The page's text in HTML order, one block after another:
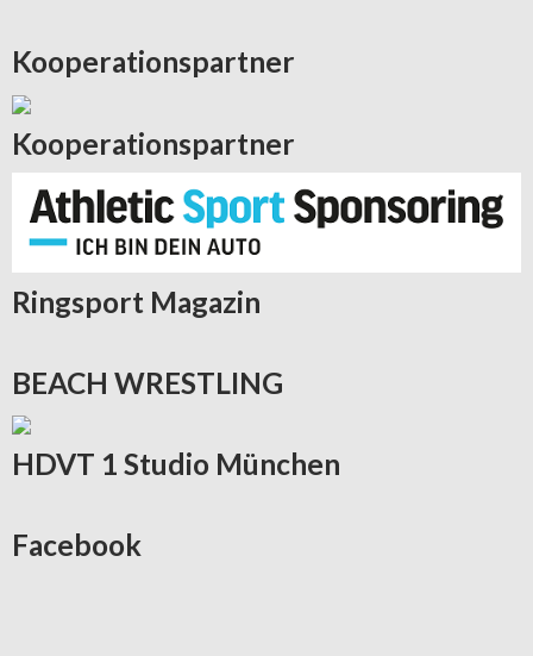
Kooperationspartner
Kooperationspartner
Ringsport Magazin
BEACH WRESTLING
HDVT 1 Studio München
Facebook